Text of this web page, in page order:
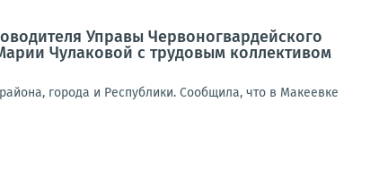
Управы Червоногвардейского
Чулаковой с трудовым коллективом
города и Республики. Сообщила, что в Макеевке